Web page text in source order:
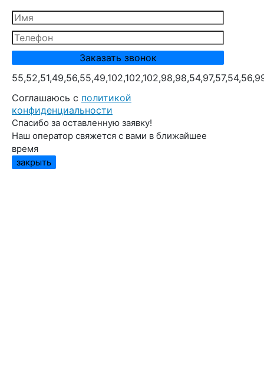
Cоглашаюсь с политикой
конфиденциальности
Спасибо за оставленную заявку!
Наш оператор свяжется с вами в ближайшее
время
закрыть